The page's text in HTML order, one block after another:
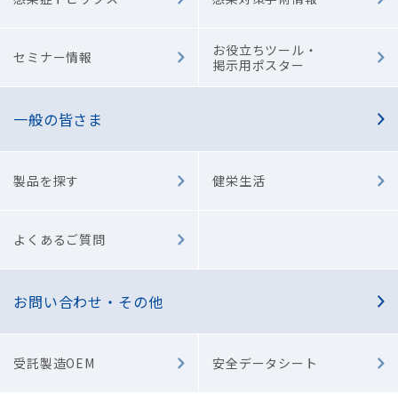
セミナー情報
お役立ちツール・
掲示用ポスター
一般の皆さま
製品を探す 健栄生活
よくあるご質問
お問い合わせ・その他
受託製造OEM 安全データシート